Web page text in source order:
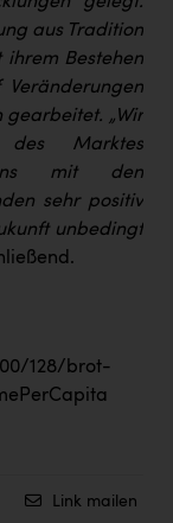
aus Tradition
ihrem Bestehen
„Wir
Marktes
mit den
sehr positiv
unbedingt
128/brot-
Link mailen